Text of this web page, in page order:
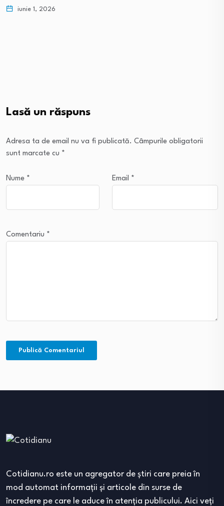
iunie 1, 2026
Lasă un răspuns
Adresa ta de email nu va fi publicată. Câmpurile obligatorii
sunt marcate cu *
Nume * Email *
Comentariu *
Cotidianu.ro este un agregator de ştiri care preia în
mod automat informaţii şi articole din surse de
încredere pe care le aduce în atenţia publicului. Aici veţi